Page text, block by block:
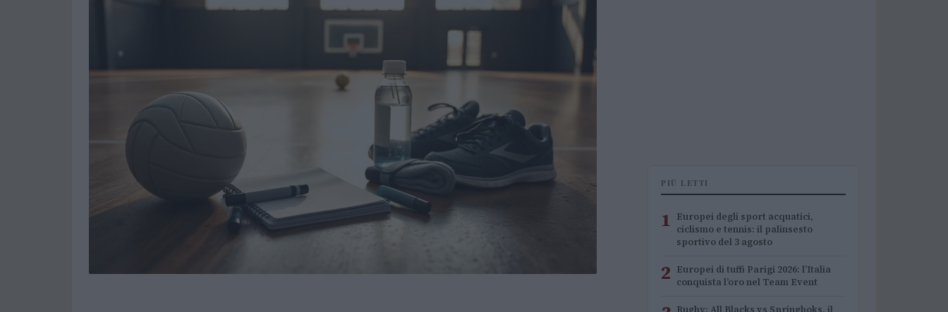
PIÙ LETTI
1 Europei degli sport acquatici,
ciclismo e tennis: il palinsesto
sportivo del 3 agosto
2 Europei di tuffi Parigi 2026: l’Italia
conquista l’oro nel Team Event
Rugby: All Blacks vs Springboks, il